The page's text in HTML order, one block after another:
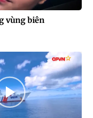
vùng biên